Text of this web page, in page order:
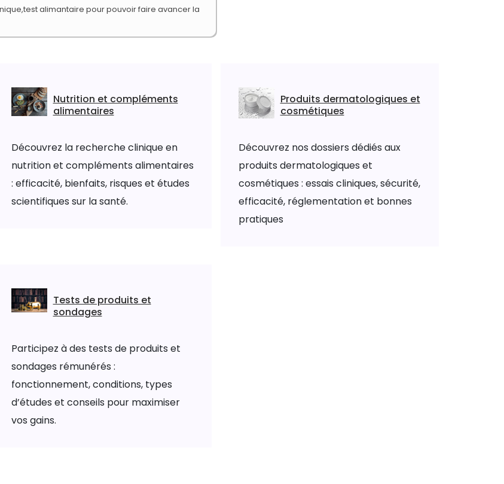
alimantaire pour pouvoir faire avancer la
Nutrition et compléments
alimentaires
Découvrez la recherche clinique en
nutrition et compléments alimentaires
: efficacité, bienfaits, risques et études
scientifiques sur la santé.
Produits dermatologiques et
cosmétiques
Découvrez nos dossiers dédiés aux
produits dermatologiques et
cosmétiques : essais cliniques, sécurité,
efficacité, réglementation et bonnes
pratiques
Tests de produits et
sondages
Participez à des tests de produits et
sondages rémunérés :
fonctionnement, conditions, types
d’études et conseils pour maximiser
vos gains.